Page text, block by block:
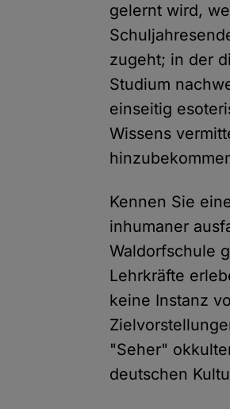
gelernt wird,
zugeht; in der
Studium
einseitig
Wissens
Kennen Sie
inhumaner
Waldorfschule
Lehrkräfte
keine Instanz
"Seher"
deutschen